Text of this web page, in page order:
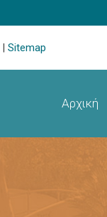
| Sitemap
Αρχική